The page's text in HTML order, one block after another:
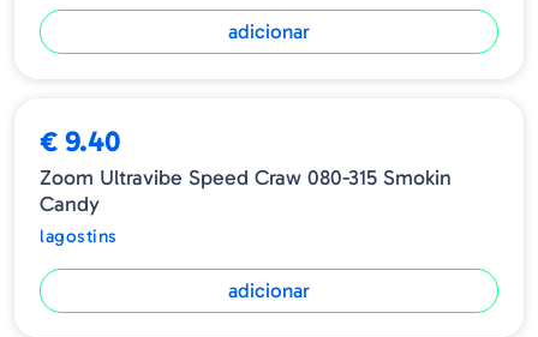
adicionar
€ 9.40
Zoom Ultravibe Speed Craw 080-315 Smokin
Candy
lagostins
adicionar